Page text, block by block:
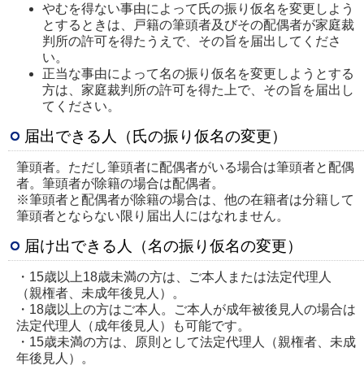
やむを得ない事由によって氏の振り仮名を変更しよう
とするときは、戸籍の筆頭者及びその配偶者が家庭裁
判所の許可を得たうえで、その旨を届出してくださ
い。
正当な事由によって名の振り仮名を変更しようとする
方は、家庭裁判所の許可を得た上で、その旨を届出し
てください。
届出できる人（氏の振り仮名の変更）
筆頭者。ただし筆頭者に配偶者がいる場合は筆頭者と配偶
者。筆頭者が除籍の場合は配偶者。
※筆頭者と配偶者が除籍の場合は、他の在籍者は分籍して
筆頭者とならない限り届出人にはなれません。
届け出できる人（名の振り仮名の変更）
・15歳以上18歳未満の方は、ご本人または法定代理人
（親権者、未成年後見人）。
・18歳以上の方はご本人。ご本人が成年被後見人の場合は
法定代理人（成年後見人）も可能です。
・15歳未満の方は、原則として法定代理人（親権者、未成
年後見人）。